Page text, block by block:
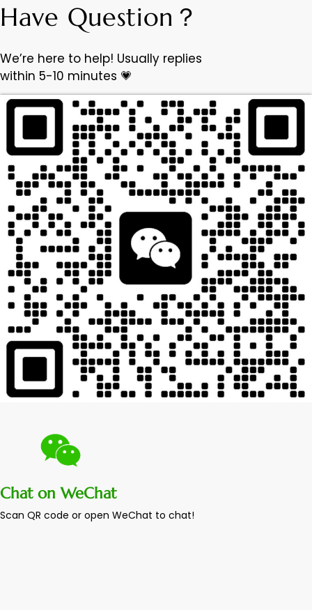
Have Question？
We’re here to help! Usually replies
within 5-10 minutes 💗
Chat on WeChat
Scan QR code or open WeChat to chat!